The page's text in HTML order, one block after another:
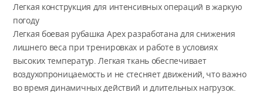
Легкая конструкция для интенсивных операций в жаркую
погоду
Легкая боевая рубашка Apex разработана для снижения
лишнего веса при тренировках и работе в условиях
высоких температур. Легкая ткань обеспечивает
воздухопроницаемость и не стесняет движений, что важно
во время динамичных действий и длительных нагрузок.